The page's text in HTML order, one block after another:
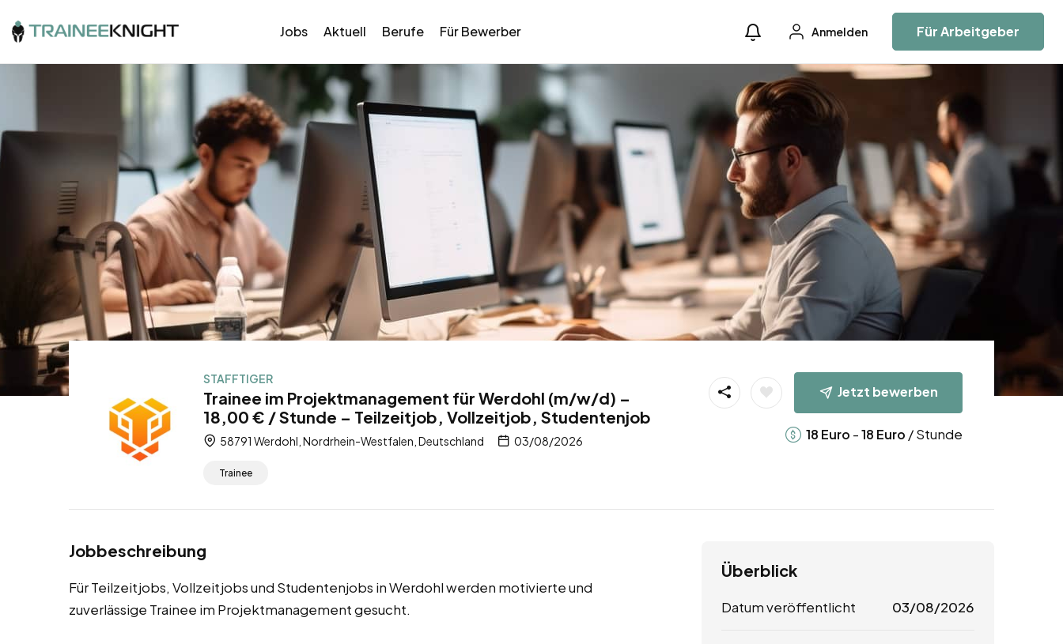
Jobs Aktuell Berufe Für Bewerber Anmelden Für Arbeitgeber
STAFFTIGER
Trainee im Projektmanagement für Werdohl (m/w/d) –
18,00 € / Stunde – Teilzeitjob, Vollzeitjob, Studentenjob
58791 Werdohl, Nordrhein-Westfalen, Deutschland 03/08/2026
Trainee
Jetzt bewerben
18 Euro -18 Euro / Stunde
Jobbeschreibung
Für Teilzeitjobs, Vollzeitjobs und Studentenjobs in Werdohl werden motivierte und
zuverlässige Trainee im Projektmanagement gesucht.
Überblick
Datum veröffentlicht 03/08/2026